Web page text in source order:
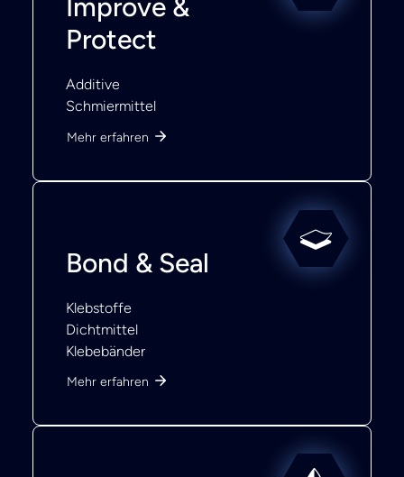
Improve &
Protect
Additive
Schmiermittel
Mehr erfahren
Bond & Seal
Klebstoffe
Dichtmittel
Klebebänder
Mehr erfahren